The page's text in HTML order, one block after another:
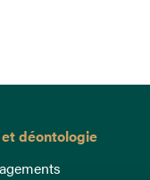
déontologie